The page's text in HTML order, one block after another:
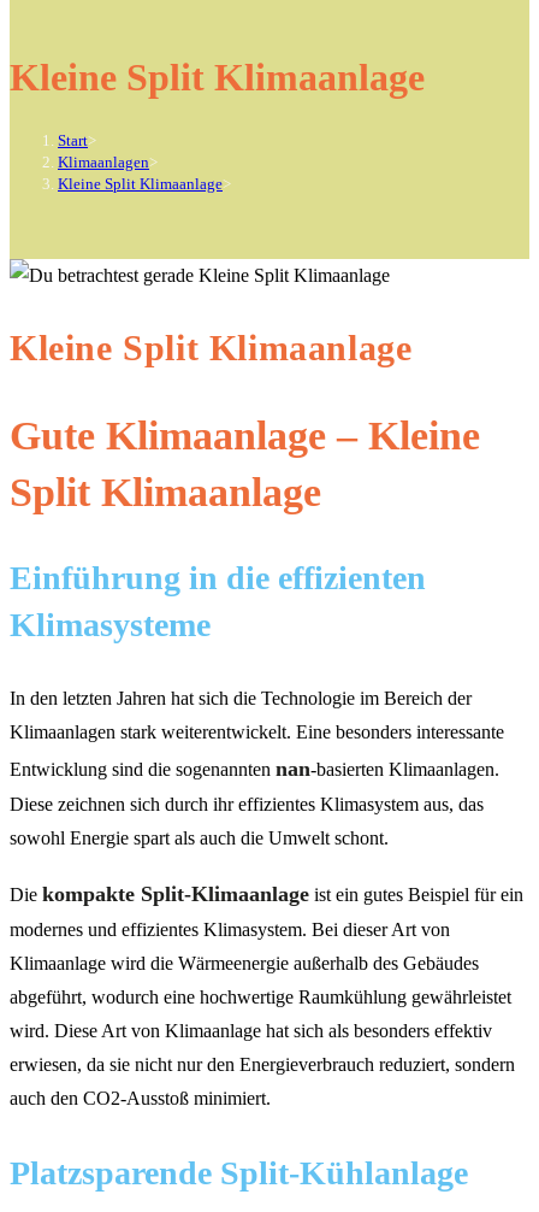
Kleine Split Klimaanlage
Start>
Klimaanlagen>
Kleine Split Klimaanlage>
Kleine Split Klimaanlage
Gute Klimaanlage – Kleine
Split Klimaanlage
Einführung in die effizienten
Klimasysteme
In den letzten Jahren hat sich die Technologie im Bereich der
Klimaanlagen stark weiterentwickelt. Eine besonders interessante
Entwicklung sind die sogenannten nan-basierten Klimaanlagen.
Diese zeichnen sich durch ihr effizientes Klimasystem aus, das
sowohl Energie spart als auch die Umwelt schont.
Die kompakte Split-Klimaanlage ist ein gutes Beispiel für ein
modernes und effizientes Klimasystem. Bei dieser Art von
Klimaanlage wird die Wärmeenergie außerhalb des Gebäudes
abgeführt, wodurch eine hochwertige Raumkühlung gewährleistet
wird. Diese Art von Klimaanlage hat sich als besonders effektiv
erwiesen, da sie nicht nur den Energieverbrauch reduziert, sondern
auch den CO2-Ausstoß minimiert.
Platzsparende Split-Kühlanlage